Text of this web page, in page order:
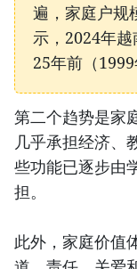
遍，家庭户规
示，2024年
25年前（
第二个趋势是家
几乎承担经济、
些功能已逐步由
担。
此外，家庭价值